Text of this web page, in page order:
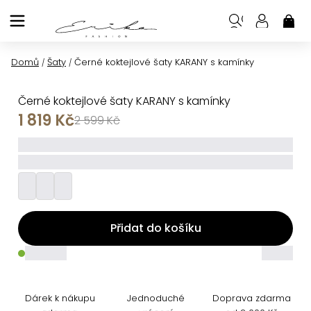
na
Domů / Šaty / Černé koktejlové šaty KARANY s kamínky
Černé koktejlové šaty KARANY s kamínky
2 599 Kč
1 819 Kč
Přidat do košíku
Dárek k nákupu
Jednoduché
Doprava zdarma